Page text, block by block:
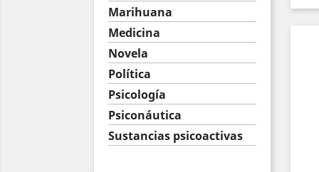
Marihuana
Medicina
Novela
Política
Psicología
Psiconáutica
Sustancias psicoactivas